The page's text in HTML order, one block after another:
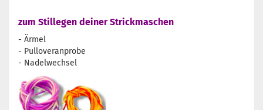
zum Stillegen deiner Strickmaschen
- Ärmel
- Pulloveranprobe
- Nadelwechsel